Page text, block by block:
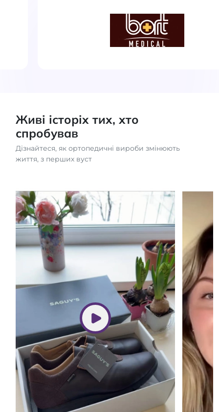
Живі історіх тих, хто
спробував
Дізнайтеся, як ортопедичні вироби змінюють
життя, з перших вуст